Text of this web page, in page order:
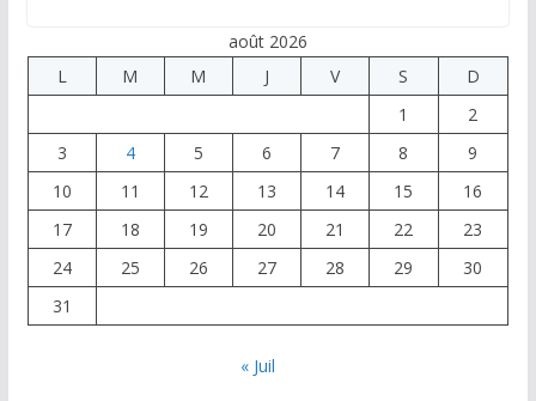
août 2026
L
M M J V S
D
1
2
3
4 5 6 7 8
9
10
11 12 13 14 15
16
17
18 19 20 21 22
23
24
25 26 27 28 29
30
31
« Juil